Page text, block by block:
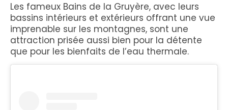
Les fameux Bains de la Gruyère, avec leurs
bassins intérieurs et extérieurs offrant une vue
imprenable sur les montagnes, sont une
attraction prisée aussi bien pour la détente
que pour les bienfaits de l’eau thermale.